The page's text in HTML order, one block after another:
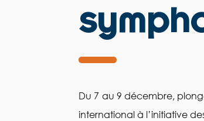
Du 7 au 9 décembre,
international à l’initiative